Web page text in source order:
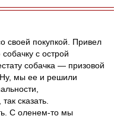
своей покупкой. Привел
с острой
собачка — призовой
мы ее и решили
сказать.
С оленем-то мы